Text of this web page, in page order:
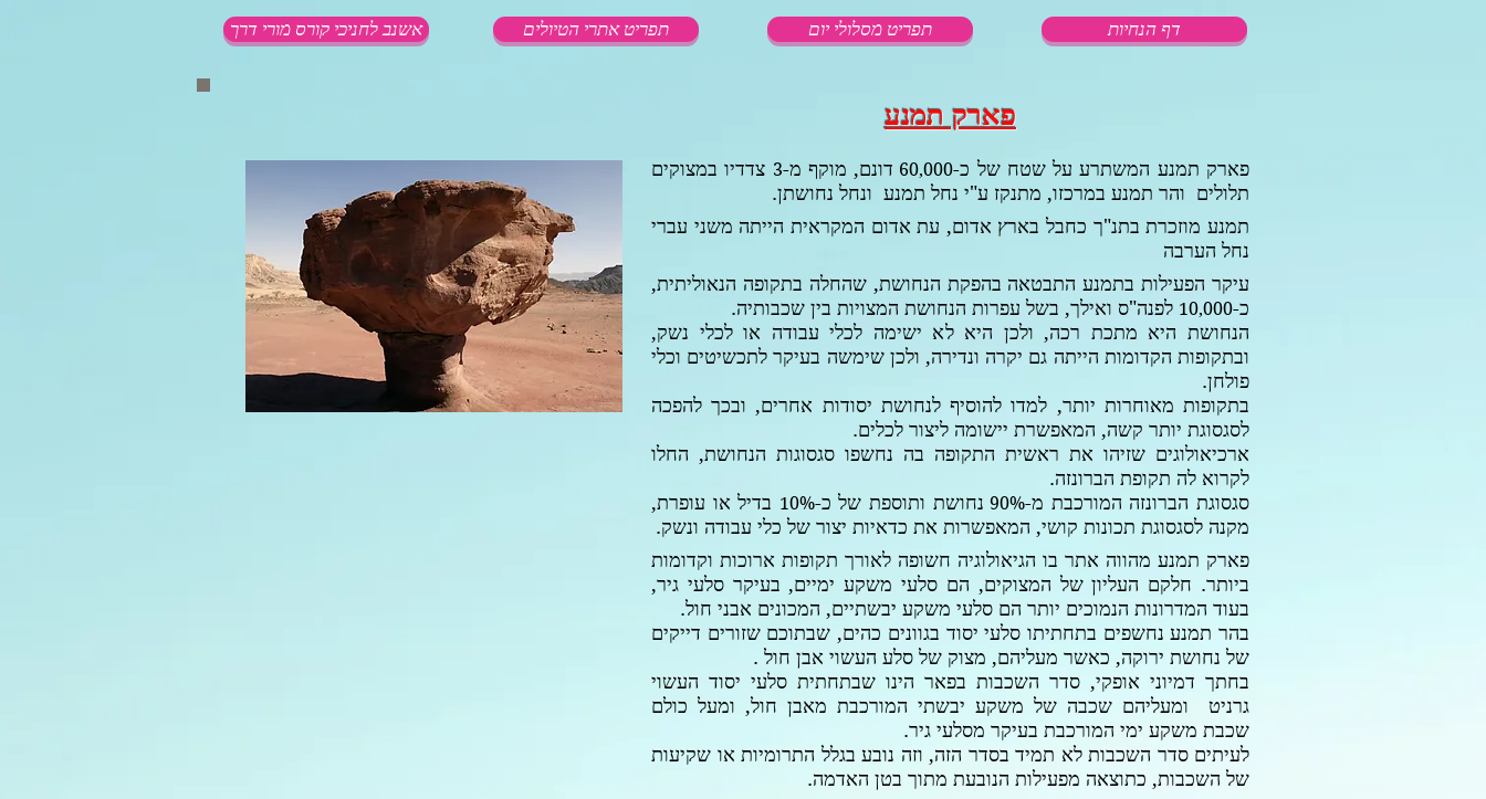
אשנב לחניכי קורס מורי דרך תפריט אתרי הטיולים תפריט מסלולי יום דף הנחיות
פארק תמנע
פארק תמנע המשתרע על שטח של כ-60,000 דונם, מוקף מ-3 צדדיו במצוקים
תלולים והר תמנע במרכזו, מתנקז ע"י נחל תמנע ונחל נחושתן.
תמנע מוזכרת בתנ"ך כחבל בארץ אדום, עת אדום המקראית הייתה משני עברי
נחל הערבה
עיקר הפעילות בתמנע התבטאה בהפקת הנחושת, שהחלה בתקופה הנאוליתית,
כ-10,000 לפנה"ס ואילך, בשל עפרות הנחושת המצויות בין שכבותיה.
הנחושת היא מתכת רכה, ולכן היא לא ישימה לכלי עבודה או לכלי נשק,
ובתקופות הקדומות הייתה גם יקרה ונדירה, ולכן שימשה בעיקר לתכשיטים וכלי
פולחן.
בתקופות מאוחרות יותר, למדו להוסיף לנחושת יסודות אחרים, ובכך להפכה
לסגסוגת יותר קשה, המאפשרת יישומה ליצור לכלים.
ארכיאולוגים שזיהו את ראשית התקופה בה נחשפו סגסוגות הנחושת, החלו
לקרוא לה תקופת הברונזה.
סגסוגת הברונזה המורכבת מ-90% נחושת ותוספת של כ-10% בדיל או עופרת,
מקנה לסגסוגת תכונות קושי, המאפשרות את כדאיות יצור של כלי עבודה ונשק.
פארק תמנע מהווה אתר בו הגיאולוגיה חשופה לאורך תקופות ארוכות וקדומות
ביותר. חלקם העליון של המצוקים, הם סלעי משקע ימיים, בעיקר סלעי גיר,
בעוד המדרונות הנמוכים יותר הם סלעי משקע יבשתיים, המכונים אבני חול.
בהר תמנע נחשפים בתחתיתו סלעי יסוד בגוונים כהים, שבתוכם שזורים דייקים
של נחושת ירוקה, כאשר מעליהם, מצוק של סלע העשוי אבן חול .
בחתך דמיוני אופקי, סדר השכבות בפאר הינו שבתחתית סלעי יסוד העשוי
גרניט ומעליהם שכבה של משקע יבשתי המורכבת מאבן חול, ומעל כולם
שכבת משקע ימי המורכבת בעיקר מסלעי גיר.
לעיתים סדר השכבות לא תמיד בסדר הזה, וזה נובע בגלל התרומיות או שקיעות
של השכבות, כתוצאה מפעילות הנובעת מתוך בטן האדמה.